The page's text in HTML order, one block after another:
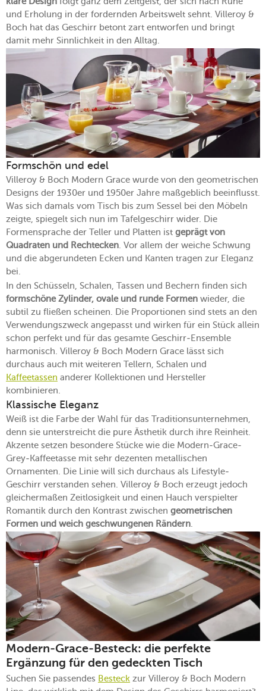
und Erholung in der fordernden Arbeitswelt sehnt. Villeroy &
Boch hat das Geschirr betont zart entworfen und bringt
damit mehr Sinnlichkeit in den Alltag.
Formschön und edel
Villeroy & Boch Modern Grace wurde von den geometrischen
Designs der 1930er und 1950er Jahre maßgeblich beeinflusst.
Was sich damals vom Tisch bis zum Sessel bei den Möbeln
zeigte, spiegelt sich nun im Tafelgeschirr wider. Die
Formensprache der Teller und Platten ist geprägt von
Quadraten und Rechtecken. Vor allem der weiche Schwung
und die abgerundeten Ecken und Kanten tragen zur Eleganz
bei.
In den Schüsseln, Schalen, Tassen und Bechern finden sich
formschöne Zylinder, ovale und runde Formen wieder, die
subtil zu fließen scheinen. Die Proportionen sind stets an den
Verwendungszweck angepasst und wirken für ein Stück allein
schon perfekt und für das gesamte Geschirr-Ensemble
harmonisch. Villeroy & Boch Modern Grace lässt sich
durchaus auch mit weiteren Tellern, Schalen und
Kaffeetassen anderer Kollektionen und Hersteller
kombinieren.
Klassische Eleganz
Weiß ist die Farbe der Wahl für das Traditionsunternehmen,
denn sie unterstreicht die pure Ästhetik durch ihre Reinheit.
Akzente setzen besondere Stücke wie die Modern-Grace-
Grey-Kaffeetasse mit sehr dezenten metallischen
Ornamenten. Die Linie will sich durchaus als Lifestyle-
Geschirr verstanden sehen. Villeroy & Boch erzeugt jedoch
gleichermaßen Zeitlosigkeit und einen Hauch verspielter
Romantik durch den Kontrast zwischen geometrischen
Formen und weich geschwungenen Rändern.
Modern-Grace-Besteck: die perfekte
Ergänzung für den gedeckten Tisch
Suchen Sie passendes Besteck zur Villeroy & Boch Modern